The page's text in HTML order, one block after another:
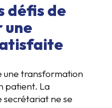
défis de
une
une transformation
patient. La
ne se